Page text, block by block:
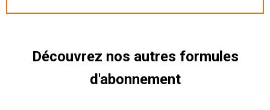
Des informations confidentielles résérvées aux
Découvrez nos autres formules
d'abonnement